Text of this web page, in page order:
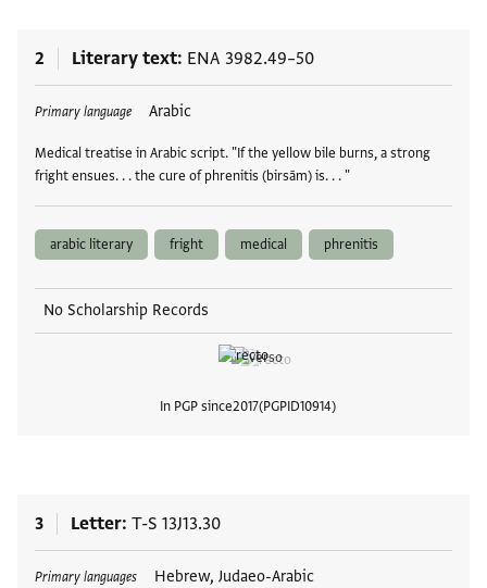
2 Literary text ENA 3982.49–50
Primary language Arabic
Medical treatise in Arabic script. "If the yellow bile burns, a strong
fright ensues. . . the cure of phrenitis (birsām) is. . . "
Tags
arabic literary fright medical phrenitis
No Scholarship Records
In PGP since2017 PGPID10914
3 Letter T-S 13J13.30
Primary languages Hebrew, Judaeo-Arabic
Tags